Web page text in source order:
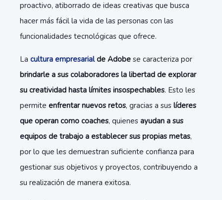
proactivo, atiborrado de ideas creativas que busca
hacer más fácil la vida de las personas con las
funcionalidades tecnológicas que ofrece.
La cultura empresarialde Adobe se caracteriza por
brindarle a sus colaboradores la libertad de explorar
su creatividad hasta límites insospechables. Esto les
permite enfrentar nuevos retos, gracias a sus líderes
que operan como coaches, quienes ayudan a sus
equipos de trabajo a establecer sus propias metas,
por lo que les demuestran suficiente confianza para
gestionar sus objetivos y proyectos, contribuyendo a
su realización de manera exitosa.